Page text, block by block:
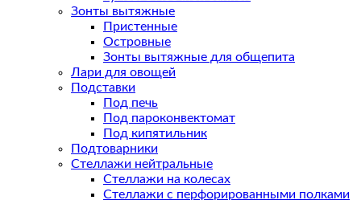
Зонты вытяжные
Пристенные
Островные
Зонты вытяжные для общепита
Лари для овощей
Подставки
Под печь
Под пароконвектомат
Под кипятильник
Подтоварники
Стеллажи нейтральные
Стеллажи на колесах
Стеллажи с перфорированными полками